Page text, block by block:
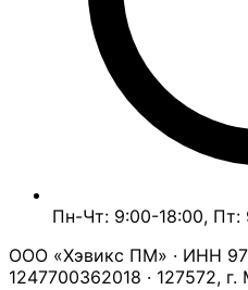
Пн-Чт: 9:00-18:00, Пт:
ООО «Хэвикс ПМ» · ИНН
1247700362018 · 127572,